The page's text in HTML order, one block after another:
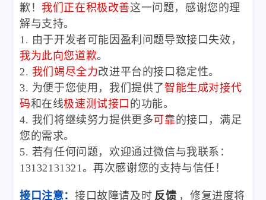
歉！ 我们正在积极改善这一问题，感谢您的理
解与支持。
1. 由于开发者可能因盈利问题导致接口失效，
我为此向您道歉。
2. 我们竭尽全力改进平台的接口稳定性。
3. 为便于您使用，我们提供了智能生成对接代
码和在线极速测试接口 的功能。
4. 我们将继续努力提供更多可靠的接口，满足
您的需求。
5. 若有任何问题，欢迎通过微信与我联系：
13132131321。再次感谢您的支持与信任！
接口注意： 接口故障请及时 反馈 ，修复进度将